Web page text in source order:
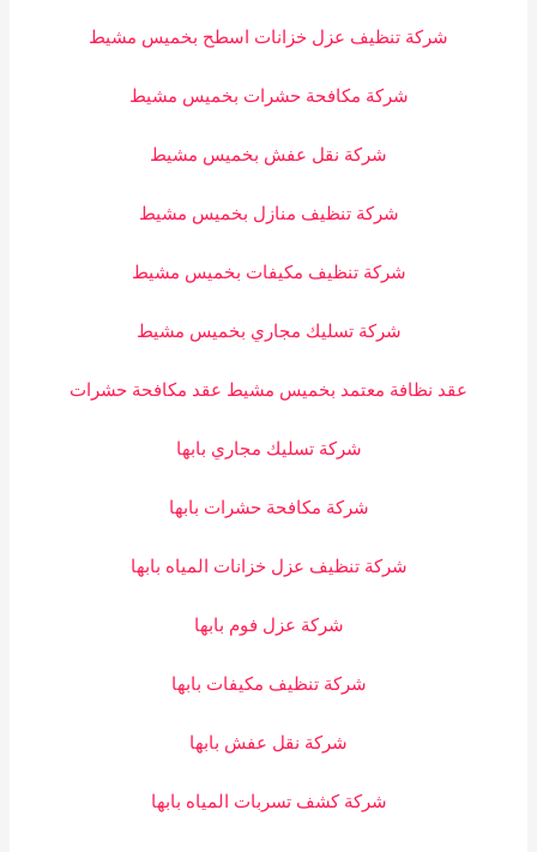
شركة تنظيف عزل خزانات اسطح بخميس مشيط
شركة مكافحة حشرات بخميس مشيط
شركة نقل عفش بخميس مشيط
شركة تنظيف منازل بخميس مشيط
شركة تنظيف مكيفات بخميس مشيط
شركة تسليك مجاري بخميس مشيط
عقد نظافة معتمد بخميس مشيط عقد مكافحة حشرات
شركة تسليك مجاري بابها
شركة مكافحة حشرات بابها
شركة تنظيف عزل خزانات المياه بابها
شركة عزل فوم بابها
شركة تنظيف مكيفات بابها
شركة نقل عفش بابها
شركة كشف تسربات المياه بابها